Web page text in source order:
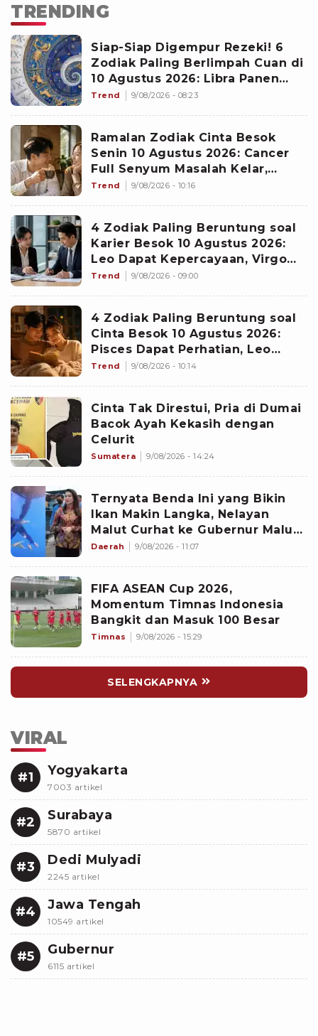
TRENDING
Siap-Siap Digempur Rezeki! 6
Zodiak Paling Berlimpah Cuan di
10 Agustus 2026: Libra Panen
Proyek Emas
Trend 9/08/2026 - 08:23
Ramalan Zodiak Cinta Besok
Senin 10 Agustus 2026: Cancer
Full Senyum Masalah Kelar,
Scorpio Awas Terprovokasi
Trend 9/08/2026 - 10:16
4 Zodiak Paling Beruntung soal
Karier Besok 10 Agustus 2026:
Leo Dapat Kepercayaan, Virgo
Makin Diperhitungkan
Trend 9/08/2026 - 09:00
4 Zodiak Paling Beruntung soal
Cinta Besok 10 Agustus 2026:
Pisces Dapat Perhatian, Leo
Makin Dekat dengan Si Dia
Trend 9/08/2026 - 10:14
Cinta Tak Direstui, Pria di Dumai
Bacok Ayah Kekasih dengan
Celurit
Sumatera 9/08/2026 - 14:24
Ternyata Benda Ini yang Bikin
Ikan Makin Langka, Nelayan
Malut Curhat ke Gubernur Malut
Sherly Tjoanda soal Rumpon
Daerah 9/08/2026 - 11:07
FIFA ASEAN Cup 2026,
Momentum Timnas Indonesia
Bangkit dan Masuk 100 Besar
Timnas 9/08/2026 - 15:29
SELENGKAPNYA
VIRAL
#1 Yogyakarta
7003 artikel
#2 Surabaya
5870 artikel
#3 Dedi Mulyadi
2245 artikel
#4 Jawa Tengah
10549 artikel
#5 Gubernur
6115 artikel